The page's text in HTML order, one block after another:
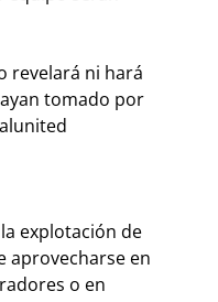
revelará ni hará
tomado por
explotación de
aprovecharse en
o en